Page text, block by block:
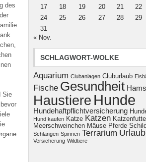
des
Sie
17
18 19 20 21 22
24
25 26 27 28 29
31
« Nov.
SCHLAGWORT-WOLKE
Aquarium Clubanlagen Cluburlaub
Fische Gesundheit
Haustiere Hunde
Hundehaftpflichtversicherung
Hund kaufen Katze Katzen
Meerschweinchen Mäuse Pferde
Schlangen Spinnen Terrarium Urlaub
Versicherung Wildtiere